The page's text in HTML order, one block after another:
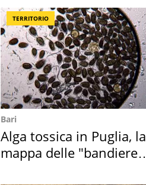
TERRITORIO
Bari
Alga tossica in Puglia, la
mappa delle "bandiere